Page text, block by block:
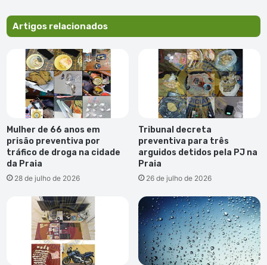
hospitalizadas
Artigos relacionados
Mulher de 66 anos em
prisão preventiva por
tráfico de droga na cidade
da Praia
28 de julho de 2026
Tribunal decreta
preventiva para três
arguidos detidos pela PJ na
Praia
26 de julho de 2026